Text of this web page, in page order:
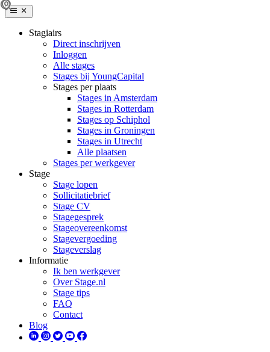
Stagiairs
Direct inschrijven
Inloggen
Alle stages
Stages bij YoungCapital
Stages per plaats
Stages in Amsterdam
Stages in Rotterdam
Stages op Schiphol
Stages in Groningen
Stages in Utrecht
Alle plaatsen
Stages per werkgever
Stage
Stage lopen
Sollicitatiebrief
Stage CV
Stagegesprek
Stageovereenkomst
Stagevergoeding
Stageverslag
Informatie
Ik ben werkgever
Over Stage.nl
Stage tips
FAQ
Contact
Blog